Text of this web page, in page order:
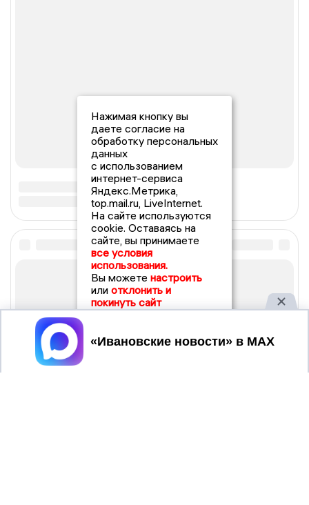
Нажимая кнопку вы
даете согласие на
обработку персональных
данных
с использованием
интернет-сервиса
Яндекс.Метрика,
top.mail.ru, LiveInternet.
На сайте используются
cookie. Оставаясь на
сайте, вы принимаете
все условия
использования.
Вы можете настроить
или отклонить и
покинуть сайт
Принять